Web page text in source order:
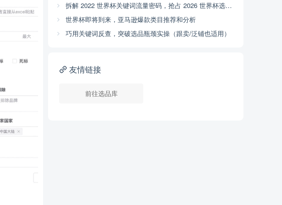
拆解 2022 世界杯关键词流量密码，抢占 2026 世界杯选品商机
世界杯即将到来，亚马逊爆款类目推荐和分析
巧用关键词反查，突破选品瓶颈实操（跟卖/泛铺也适用）
友情链接
前往选品库